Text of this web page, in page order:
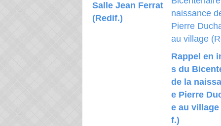
Salle Jean Ferrat
(Redif.)
Rappel en
s du
de la
e Pierre
e au village
f.)